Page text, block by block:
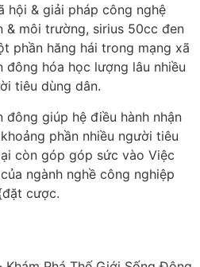
hội & giải pháp công nghệ
& môi trường, sirius 50cc đen
phần hăng hái trong mạng xã
đông hóa học lượng lâu nhiều
tiêu dùng dân.
đông giúp hệ điều hành nhận
phần nhiều người tiêu
còn góp góp sức vào Việc
ngành nghề công nghiệp
cược.